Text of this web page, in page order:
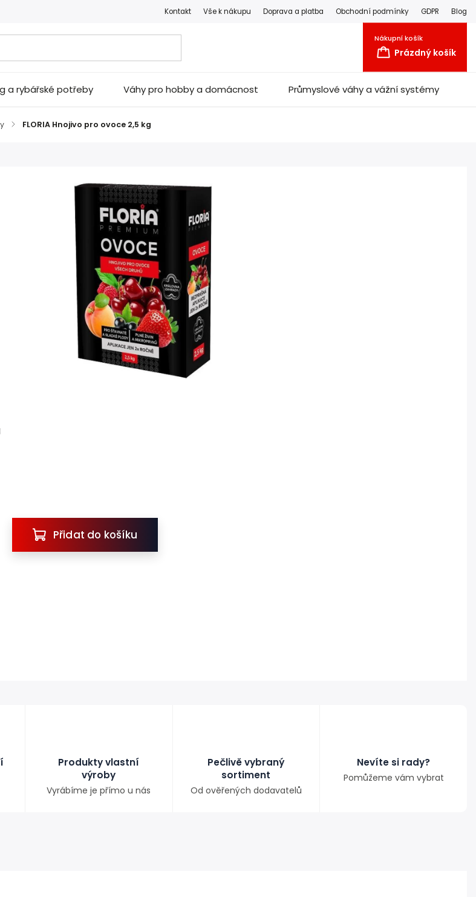
Kontakt Vše k nákupu Doprava a platba Obchodní podmínky GDPR Blog
Nákupní košík
Prázdný košík
a rybářské potřeby Váhy pro hobby a domácnost Průmyslové váhy a vážní systémy
/ FLORIA Hnojivo pro ovoce 2,5 kg
Přidat do košíku
Produkty vlastní
výroby
Vyrábíme je přímo u nás
Pečlivě vybraný
sortiment
Od ověřených dodavatelů
Nevíte si rady?
Pomůžeme vám vybrat